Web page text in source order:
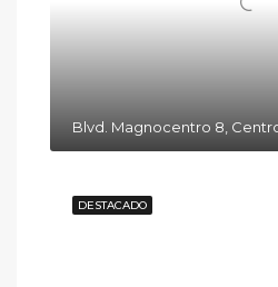
DESTACADO